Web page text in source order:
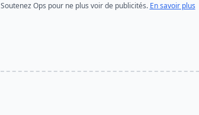
Soutenez Ops pour ne plus voir de publicités. En savoir plus